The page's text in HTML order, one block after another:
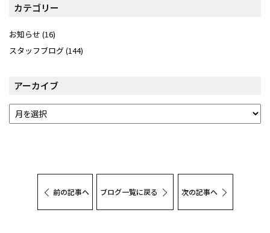
カテゴリー
お知らせ (16)
スタッフブログ(144)
アーカイブ
前の記事へ ブログ一覧に戻る 次の記事へ